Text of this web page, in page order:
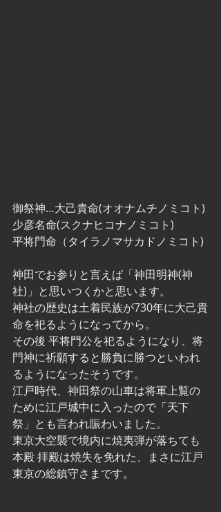
御祭神…大己貴命(オオナムチノミコト)
少彦名命(スクナヒコナノミコト)
平将門命（タイラノマサカドノミコト)
神田でお参りと言えば「神田明神(神
社)」と思いつくかと思います。
神社の歴史は土着民族が730年に大己貴
命を祀るようになってから。
その後 平将門公を祀るようになり、将
門神に祈願すると勝負に勝つといわれ
るようになったそうです。
江戸時代、神田祭の山車は将軍上覧の
ために江戸城中に入ったので「天下
祭」とも言われ賑わいました。
東京大空襲で境内に焼夷弾が落ちても
本殿 拝殿は焼失を免れた、まさに江戸
東京の総鎮守さまです。